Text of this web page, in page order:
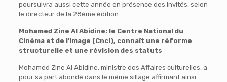
poursuivra aussi cette année en présence des invités, selon
le directeur de la 28ème édition.
Mohamed Zine Al Abidine: le Centre National du
Cinéma et de l’Image (Cnci), connaît une réforme
structurelle et une révision des statuts
Mohamed Zine Al Abidine, ministre des Affaires culturelles, a
pour sa part abondé dans le même sillage affirmant ainsi